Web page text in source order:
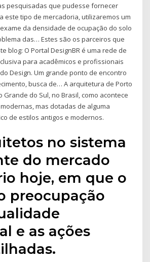
pesquisadas que pudesse fornecer
este tipo de mercadoria, utilizaremos um
da densidade de ocupação do solo
das… Estes são os parceiros que
blog: O Portal DesignBR é uma rede de
para acadêmicos e profissionais
Design. Um grande ponto de encontro
busca de… A arquitetura de Porto
Grande do Sul, no Brasil, como acontece
mas dotadas de alguma
de estilos antigos e modernos.
no sistema
do mercado
hoje, em que o
preocupação
e as ações